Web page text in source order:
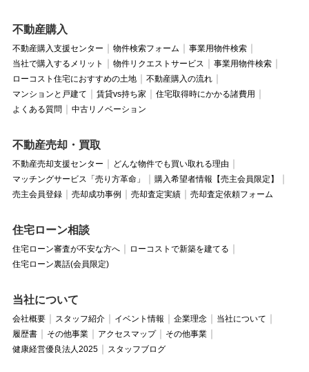
不動産購入
不動産購入支援センター 物件検索フォーム
事業用物件検索
当社で購入するメリット
物件リクエストサービス
事業用物件検索
ローコスト住宅におすすめの土地
不動産購入の流れ
マンションと戸建て
賃貸vs持ち家
住宅取得時にかかる諸費用
よくある質問
中古リノベーション
不動産売却・買取
不動産売却支援センター
どんな物件でも買い取れる理由
マッチングサービス「売り方革命」
購入希望者情報【売主会員限定】
売主会員登録
売却成功事例 売却査定実績 売却査定依頼フォーム
住宅ローン相談
住宅ローン審査が不安な方へ
ローコストで新築を建てる
住宅ローン裏話(会員限定)
当社について
会社概要 スタッフ紹介 イベント情報 企業理念
当社について
履歴書
その他事業 アクセスマップ
その他事業
健康経営優良法人2025
スタッフブログ